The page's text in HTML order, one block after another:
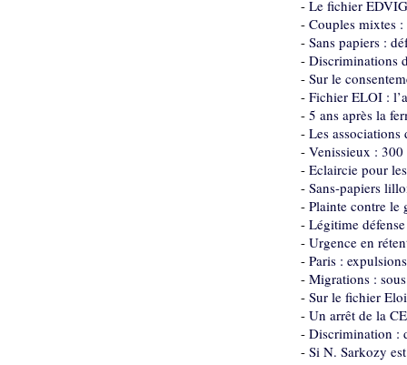
- Le fichier
- Couples mixtes
- Sans papiers :
- Discriminations
- Sur le
- Fichier ELOI :
- 5 ans après la
- Les associations
- Venissieux :
- Eclaircie pour
- Sans-papiers
- Plainte contre le
- Légitime
- Urgence en
- Paris :
- Migrations :
- Sur le fichier
- Un arrêt de la
- Discrimination :
- Si N. Sarkozy